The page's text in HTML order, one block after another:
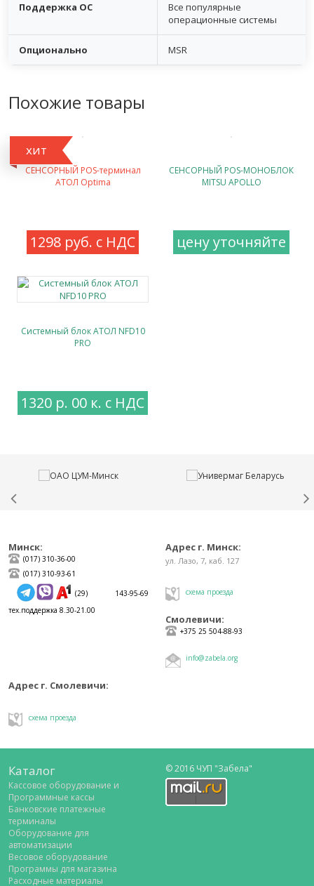
Поддержка ОС
Все популярные
операционные системы
Опционально MSR
Похожие товары
хит
СЕНСОРНЫЙ POS-терминал
АТОЛ Optima
1298 руб. с НДС
СЕНСОРНЫЙ POS-МОНОБЛОК
MITSU APOLLO
цену уточняйте
Системный блок АТОЛ NFD10
PRO
1320 р. 00 к. с НДС
Минск:
(017) 310-36-00
(017) 310-93-61
(29) 143-95-69
тех.поддержка 8.30-21.00
Адрес г. Минск:
ул. Лазо, 7, каб. 127
схема проезда
Смолевичи:
+375 25 504-88-93
info@zabela.org
Адрес г. Смолевичи:
схема проезда
© 2016 ЧУП "Забела"
Каталог
Кассовое оборудование и
Программные кассы
Банковские платежные
терминалы
Оборудование для
автоматизации
Весовое оборудование
Программы для магазина
Расходные материалы